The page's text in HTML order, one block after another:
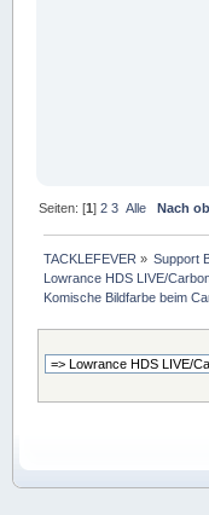
Seiten: [1]2 3 Alle Nach
TACKLEFEVER » Support
Lowrance HDS LIVE/
Komische Bildfarbe beim